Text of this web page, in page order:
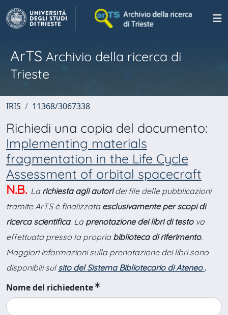
ArTS Archivio della ricerca di
Trieste
IRIS 11368/3067338
Richiedi una copia del documento:
Implementing materials
fragmentation in the Life Cycle
Assessment of orbital spacecraft
N.B. La richiesta agli autoridei file delle pubblicazioni
tramite ArTS è finalizzata esclusivamente per scopi di
ricerca scientifica. La prenotazione dei libri di testova
effettuata presso la propria biblioteca di riferimento.
Maggiori informazioni sulla prenotazione dei libri sono
disponibili sul sito del Sistema Bibliotecario di Ateneo .
Nome del richiedente